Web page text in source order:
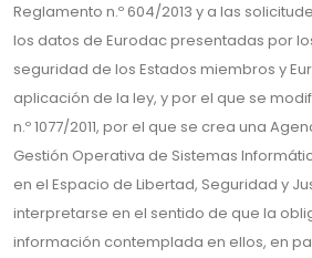
Reglamento n.º 604/2013 y a las
los datos de Eurodac presentadas por
seguridad de los Estados miembros y
aplicación de la ley, y por el que se
n.º 1077/2011, por el que se crea una
Gestión Operativa de Sistemas
en el Espacio de Libertad, Seguridad y
interpretarse en el sentido de que la
información contemplada en ellos, en